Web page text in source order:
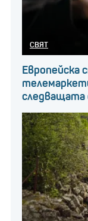
СВЯТ
Европейска
следващата